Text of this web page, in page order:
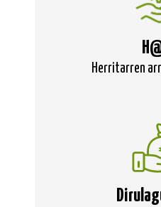
Herritarren